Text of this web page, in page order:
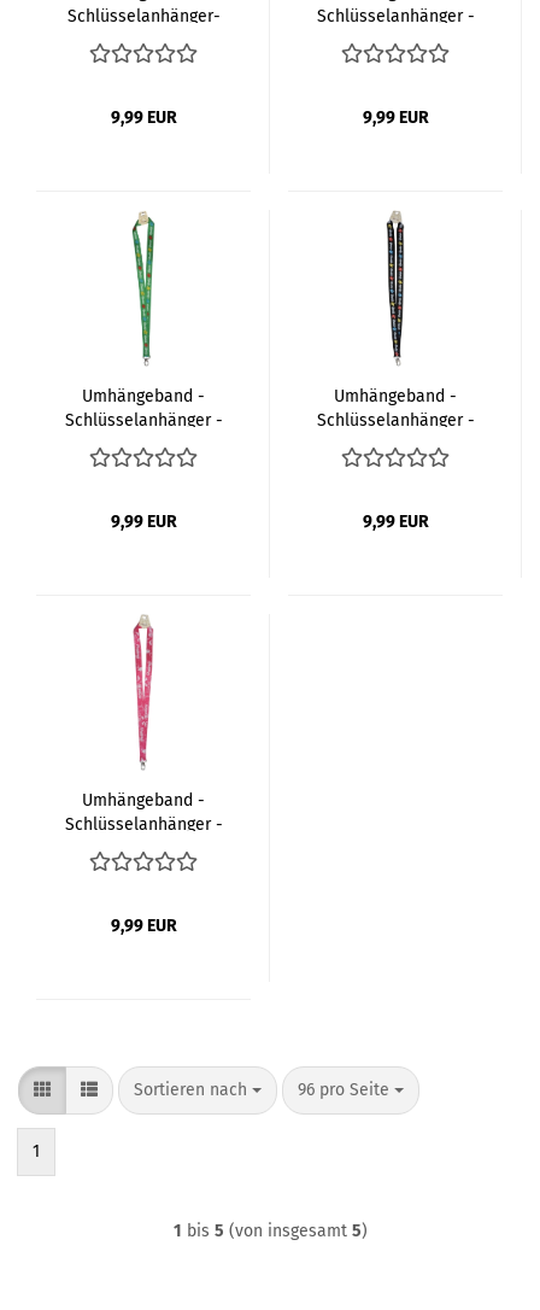
Schlüsselanhänger-
Lanyard - Keyholder
9,99 EUR
Schlüsselanhänger -
Lanyard - Keyholder
9,99 EUR
Umhängeband -
Schlüsselanhänger -
Lanyard - Keyholder
9,99 EUR
Umhängeband -
Schlüsselanhänger -
Lanyard - Keyholder
9,99 EUR
Umhängeband -
Schlüsselanhänger -
Lanyard - Keyholder
9,99 EUR
Sortieren nach
Sortieren nach 96 pro Seite
pro Seite
1
1 bis 5 (von insgesamt 5)